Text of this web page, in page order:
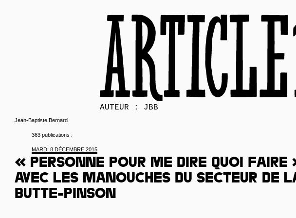
AUTEUR : JBB
Jean-Baptiste Bernard
363 publications :
MARDI 8 DÉCEMBRE 2015
« Personne pour me dire quoi faire
Avec les manouches du secteur de
Butte-Pinson